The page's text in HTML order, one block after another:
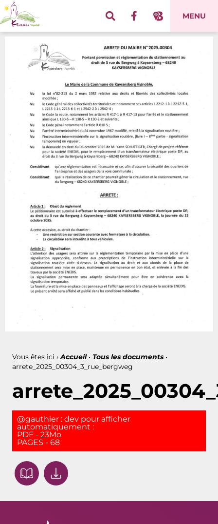
MENU
Vous êtes ici › Accueil• Tous les documents •
arrete_2025_00304_3_rue_bergweg
@gauthier : dev pour afficher
automatiquement :
PDF - 23Mo
PAGES - 68
Panneau de gestion des cookies